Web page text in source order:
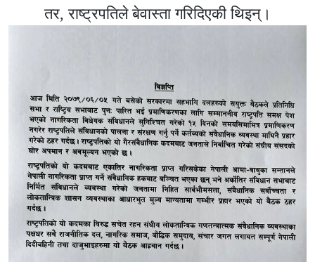
तर, राष्ट्रपतिले बेवास्ता गरिदिएकी थिइन्।